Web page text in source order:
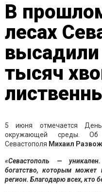
В
лесах
тысяч
5 июня отмечается
окружающей среды. Об
Севастополя Михаил
«Севастополь —
богатство, которым может
регион. Благодарю всех, кто